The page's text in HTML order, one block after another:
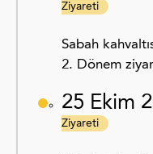
Ziyareti
Sabah
2. Dönem
25 Ekim
Ziyareti